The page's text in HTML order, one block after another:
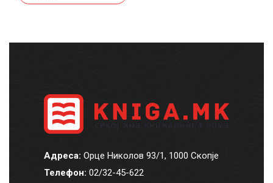
Адреса: Орце Николов 93/1, 1000 Скопје
Телефон: 02/32-45-622